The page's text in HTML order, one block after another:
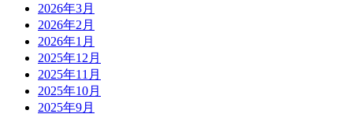
2026年3月
2026年2月
2026年1月
2025年12月
2025年11月
2025年10月
2025年9月